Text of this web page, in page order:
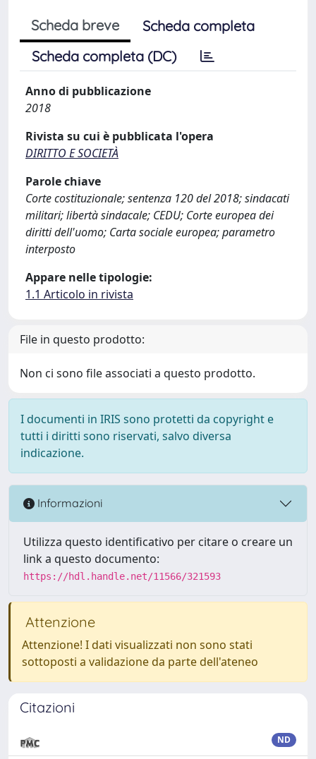
Scheda breve
Scheda completa
Scheda completa (DC)
Anno di pubblicazione
2018
Rivista su cui è pubblicata l'opera
DIRITTO E SOCIETÀ
Parole chiave
Corte costituzionale; sentenza 120 del 2018; sindacati
militari; libertà sindacale; CEDU; Corte europea dei
diritti dell'uomo; Carta sociale europea; parametro
interposto
Appare nelle tipologie:
1.1 Articolo in rivista
File in questo prodotto:
Non ci sono file associati a questo prodotto.
I documenti in IRIS sono protetti da copyright e
tutti i diritti sono riservati, salvo diversa
indicazione.
Informazioni
Utilizza questo identificativo per citare o creare un
link a questo documento:
https://hdl.handle.net/11566/321593
Attenzione
Attenzione! I dati visualizzati non sono stati
sottoposti a validazione da parte dell'ateneo
Citazioni
ND